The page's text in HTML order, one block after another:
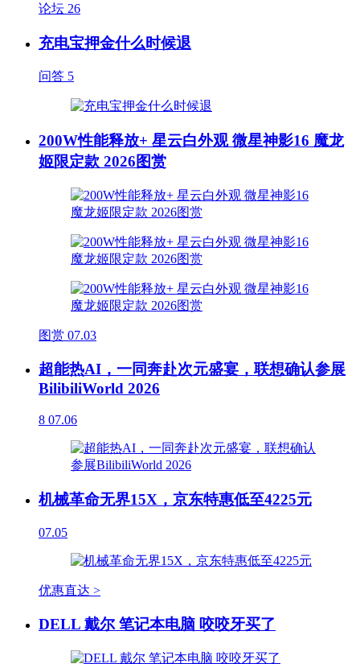
论坛 26
充电宝押金什么时候退
问答 5
200W性能释放+ 星云白外观 微星神影16 魔龙
姬限定款 2026图赏
图赏 07.03
超能热AI，一同奔赴次元盛宴，联想确认参展
BilibiliWorld 2026
8 07.06
机械革命无界15X，京东特惠低至4225元
07.05
优惠直达 >
DELL 戴尔 笔记本电脑 咬咬牙买了